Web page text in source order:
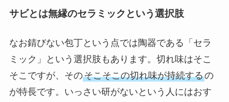
サビとは無縁のセラミックという選択肢
なお錆びない包丁という点では陶器である「セラ
ミック」という選択肢もあります。切れ味はそこ
そこですが、そのそこそこの切れ味が持続するの
が特長です。いっさい研がないという人にはおす